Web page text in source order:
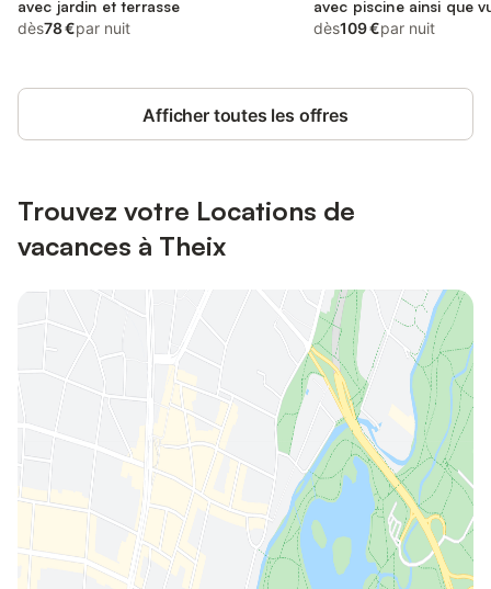
avec jardin et terrasse
dès78 €par nuit
avec piscine ainsi que
animaux acceptés
dès109 €par nuit
Afficher toutes les offres
Trouvez votre Locations de
vacances à Theix